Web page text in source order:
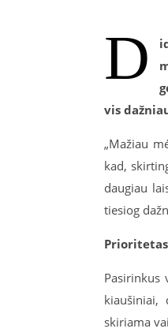
D
vis
„Mažiau
kad,
daugiau
tiesiog
Pasirinkus
kiaušiniai,
skiriama